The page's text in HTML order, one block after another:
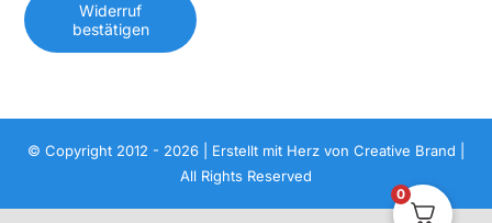
Widerruf
bestätigen
© Copyright 2012 - 2026 | Erstellt mit Herz von Creative Brand
All Rights Reserved
0